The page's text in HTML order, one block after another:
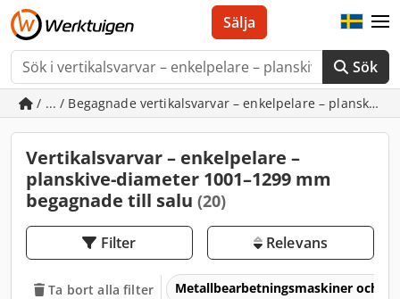
Sök
Sälja
/ ... / Begagnade vertikalsvarvar – enkelpelare – planskive-
Vertikalsvarvar – enkelpelare –
planskive-diameter 1001–1299 mm
begagnade till salu (20)
Filter Relevans
Ta bort alla filter Metallbearbetningsmaskiner och